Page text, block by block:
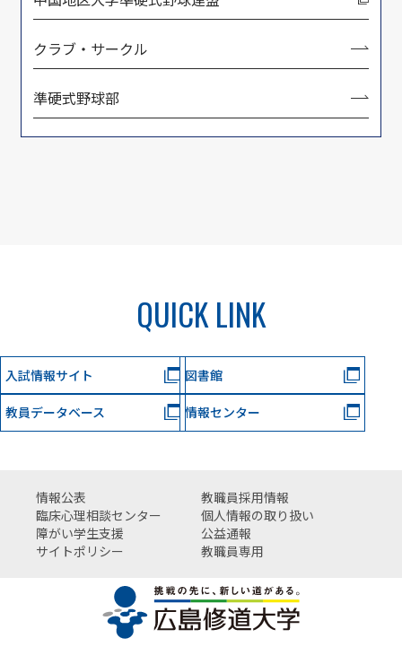
クラブ・サークル
準硬式野球部
QUICK LINK
入試情報サイト 図書館
教員データベース 情報センター
情報公表
教職員採用情報
臨床心理相談センター
個人情報の取り扱い
障がい学生支援
公益通報
サイトポリシー
教職員専用